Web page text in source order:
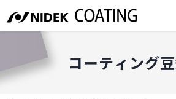
コーティング